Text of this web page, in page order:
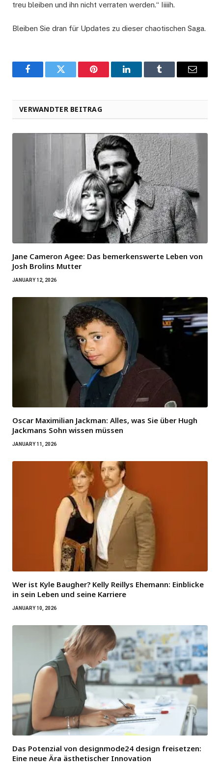
treu bleiben und ihn nicht verraten werden.“ Iiiiih.
Bleiben Sie dran für Updates zu dieser chaotischen Saga.
FacebookTwitter Pinterest LinkedInTumblr Email
VERWANDTER BEITRAG
Jane Cameron Agee: Das bemerkenswerte Leben von
Josh Brolins Mutter
JANUARY 12, 2026
Oscar Maximilian Jackman: Alles, was Sie über Hugh
Jackmans Sohn wissen müssen
JANUARY 11, 2026
Wer ist Kyle Baugher? Kelly Reillys Ehemann: Einblicke
in sein Leben und seine Karriere
JANUARY 10, 2026
Das Potenzial von designmode24 design freisetzen:
Eine neue Ära ästhetischer Innovation